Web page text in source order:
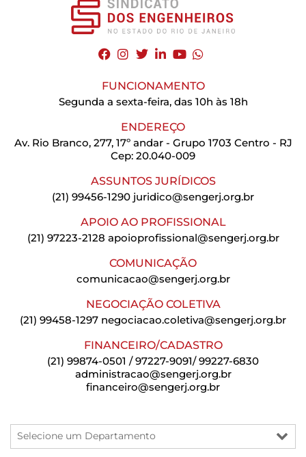
FUNCIONAMENTO
Segunda a sexta-feira, das 10h às 18h
ENDEREÇO
Av. Rio Branco, 277, 17º andar - Grupo 1703 Centro - RJ
Cep: 20.040-009
ASSUNTOS JURÍDICOS
(21) 99456-1290 juridico@sengerj.org.br
APOIO AO PROFISSIONAL
(21) 97223-2128 apoioprofissional@sengerj.org.br
COMUNICAÇÃO
comunicacao@sengerj.org.br
NEGOCIAÇÃO COLETIVA
(21) 99458-1297 negociacao.coletiva@sengerj.org.br
FINANCEIRO/CADASTRO
(21) 99874-0501 / 97227-9091/ 99227-6830
administracao@sengerj.org.br
financeiro@sengerj.org.br